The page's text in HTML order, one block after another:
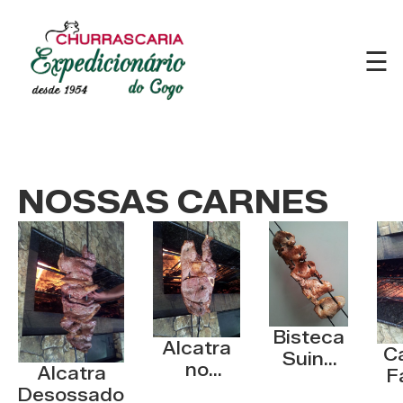
☰
NOSSAS CARNES
Alcatra
Desossado
Alcatra
no
Bisteca
Suina